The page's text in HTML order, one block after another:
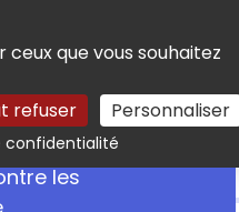
que vous souhaitez
refuser Personnaliser
confidentialitéRechercher
les